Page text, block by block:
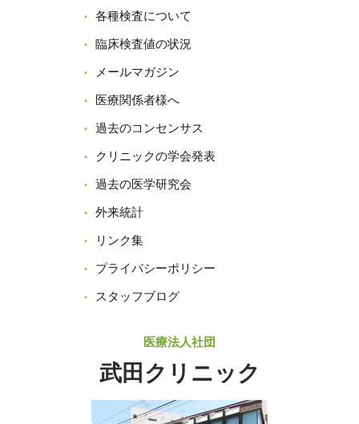
各種検査について
臨床検査値の状況
メールマガジン
医療関係者様へ
過去のコンセンサス
クリニックの学会発表
過去の医学研究会
外来統計
リンク集
プライバシーポリシー
スタッフブログ
医療法人社団
武田クリニック